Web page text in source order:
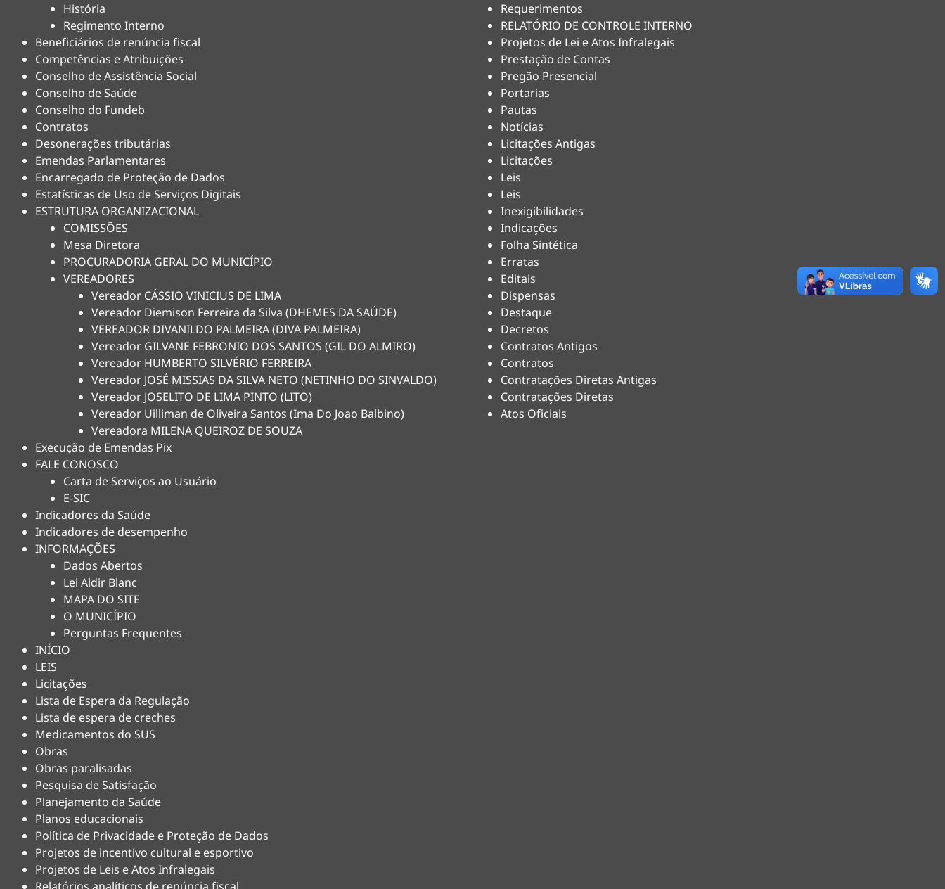
História
Regimento Interno
Beneficiários de renúncia fiscal
Competências e Atribuições
Conselho de Assistência Social
Conselho de Saúde
Conselho do Fundeb
Contratos
Desonerações tributárias
Emendas Parlamentares
Encarregado de Proteção de Dados
Estatísticas de Uso de Serviços Digitais
ESTRUTURA ORGANIZACIONAL
COMISSÕES
Mesa Diretora
PROCURADORIA GERAL DO MUNICÍPIO
VEREADORES
Vereador CÁSSIO VINICIUS DE LIMA
Vereador Diemison Ferreira da Silva (DHEMES DA SAÚDE)
VEREADOR DIVANILDO PALMEIRA (DIVA PALMEIRA)
Vereador GILVANE FEBRONIO DOS SANTOS (GIL DO ALMIRO)
Vereador HUMBERTO SILVÉRIO FERREIRA
Vereador JOSÉ MISSIAS DA SILVA NETO (NETINHO DO SINVALDO)
Vereador JOSELITO DE LIMA PINTO (LITO)
Vereador Uilliman de Oliveira Santos (Ima Do Joao Balbino)
Vereadora MILENA QUEIROZ DE SOUZA
Execução de Emendas Pix
FALE CONOSCO
Carta de Serviços ao Usuário
E-SIC
Indicadores da Saúde
Indicadores de desempenho
INFORMAÇÕES
Dados Abertos
Lei Aldir Blanc
MAPA DO SITE
O MUNICÍPIO
Perguntas Frequentes
INÍCIO
LEIS
Licitações
Lista de Espera da Regulação
Lista de espera de creches
Medicamentos do SUS
Obras
Obras paralisadas
Pesquisa de Satisfação
Planejamento da Saúde
Planos educacionais
Política de Privacidade e Proteção de Dados
Projetos de incentivo cultural e esportivo
Projetos de Leis e Atos Infralegais
Requerimentos
RELATÓRIO DE CONTROLE INTERNO
Projetos de Lei e Atos Infralegais
Prestação de Contas
Pregão Presencial
Portarias
Pautas
Notícias
Licitações Antigas
Licitações
Leis
Leis
Inexigibilidades
Indicações
Folha Sintética
Erratas
Editais
Dispensas
Destaque
Decretos
Contratos Antigos
Contratos
Contratações Diretas Antigas
Contratações Diretas
Atos Oficiais